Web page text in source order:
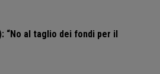
“No al taglio dei fondi per il